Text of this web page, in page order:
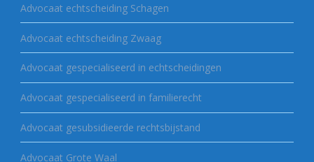
Advocaat echtscheiding Schagen
Advocaat echtscheiding Zwaag
Advocaat gespecialiseerd in echtscheidingen
Advocaat gespecialiseerd in familierecht
Advocaat gesubsidieerde rechtsbijstand
Advocaat Grote Waal